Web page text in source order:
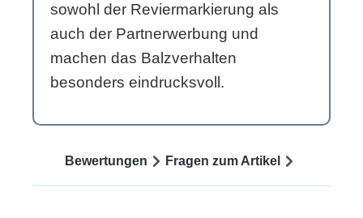
sowohl der Reviermarkierung als
auch der Partnerwerbung und
machen das Balzverhalten
besonders eindrucksvoll.
Bewertungen Fragen zum Artikel